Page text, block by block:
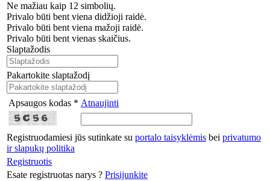
Ne mažiau kaip 12 simbolių.
Privalo būti bent viena didžioji raidė.
Privalo būti bent viena mažoji raidė.
Privalo būti bent vienas skaičius.
Slaptažodis
Pakartokite slaptažodį
Apsaugos kodas * Atnaujinti
Registruodamiesi jūs sutinkate su portalo taisyklėmis bei privatumo
ir slapukų politika
Registruotis
Esate registruotas narys ? Prisijunkite